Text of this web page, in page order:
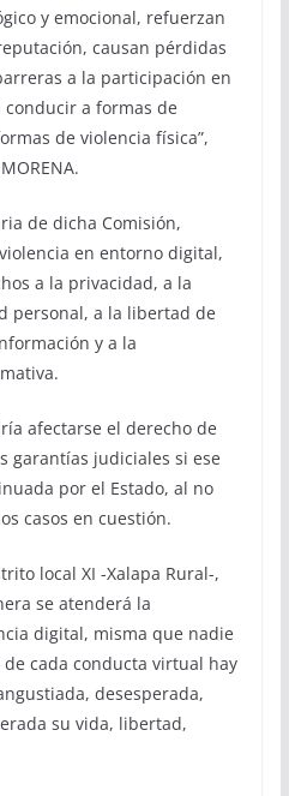
y emocional, refuerzan
causan pérdidas
a la participación en
a formas de
de violencia física”,
de dicha Comisión,
en entorno digital,
a la privacidad, a la
personal, a la libertad de
y a la
afectarse el derecho de
garantías judiciales si ese
por el Estado, al no
casos en cuestión.
local XI -Xalapa Rural-,
se atenderá la
digital, misma que nadie
cada conducta virtual hay
desesperada,
su vida, libertad,